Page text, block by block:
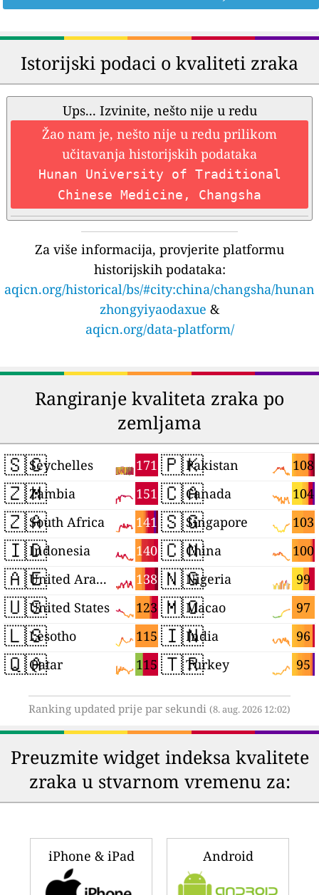
Istorijski podaci o kvaliteti zraka
Ups... Izvinite, nešto nije u redu
Žao nam je, nešto nije u redu prilikom
učitavanja historijskih podataka
Hunan University of Traditional
Chinese Medicine, Changsha
Za više informacija, provjerite platformu
historijskih podataka:
aqicn.org/historical/bs/#city:china/changsha/hunan
zhongyiyaodaxue &
aqicn.org/data-platform/
Rangiranje kvaliteta zraka po
zemljama
🇸🇨 171
Seychelles
🇿🇲 151
Zambia
🇿🇦 141
South Africa
🇮🇩 140
Indonesia
🇦🇪 138
United Arab Emirates
🇺🇸 123
United States
🇱🇸 115
Lesotho
🇶🇦 115
Qatar
🇵🇰 108
Pakistan
🇨🇦 104
Canada
🇸🇬 103
Singapore
🇨🇳 100
China
🇳🇬 99
Nigeria
🇲🇴 97
Macao
🇮🇳 96
India
🇹🇷 95
Turkey
Ranking updated prije par sekundi (8. aug. 2026 12:02)
Preuzmite widget indeksa kvalitete
zraka u stvarnom vremenu za:
iPhone & iPad Android